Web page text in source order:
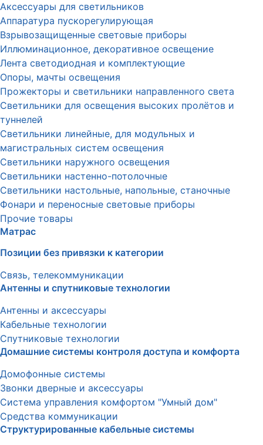
Аксессуары для светильников
Аппаратура пускорегулирующая
Взрывозащищенные световые приборы
Иллюминационное, декоративное освещение
Лента светодиодная и комплектующие
Опоры, мачты освещения
Прожекторы и светильники направленного света
Светильники для освещения высоких пролётов и
туннелей
Светильники линейные, для модульных и
магистральных систем освещения
Светильники наружного освещения
Светильники настенно-потолочные
Светильники настольные, напольные, станочные
Фонари и переносные световые приборы
Прочие товары
Матрас
Позиции без привязки к категории
Связь, телекоммуникации
Антенны и спутниковые технологии
Антенны и аксессуары
Кабельные технологии
Спутниковые технологии
Домашние системы контроля доступа и комфорта
Домофонные системы
Звонки дверные и аксессуары
Система управления комфортом "Умный дом"
Средства коммуникации
Структурированные кабельные системы